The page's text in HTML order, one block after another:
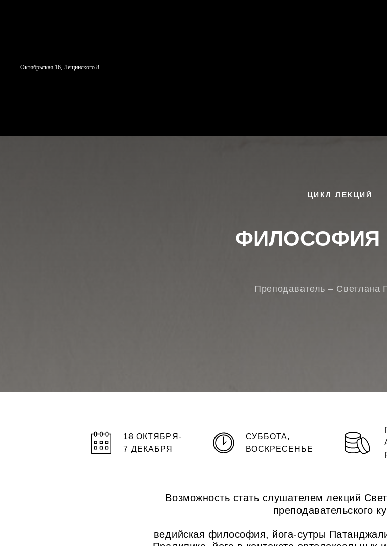
Октябрьская 16, Лещинского 8
ЦИКЛ ЛЕКЦИЙ
ФИЛОСОФИЯ
Преподаватель – Светлана
СУББОТА,
ВОСКРЕСЕНЬЕ
18 ОКТЯБРЯ-
7 ДЕКАБРЯ
Возможность стать слушателем лекций
преподавательского
ведийская философия, йога-сутры